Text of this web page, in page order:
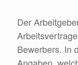
Der
Bewerbers. In